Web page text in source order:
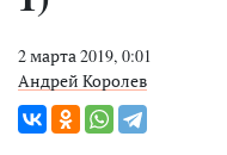
2 марта 2019, 0:01
Андрей Королев